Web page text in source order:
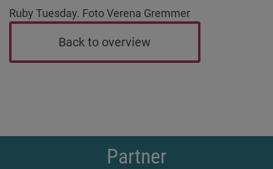
Ruby Tuesday. Foto Verena Gremmer
Back to overview
Partner